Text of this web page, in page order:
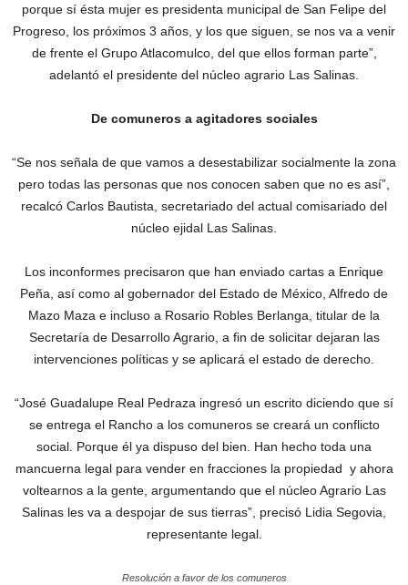
porque sí ésta mujer es presidenta municipal de San Felipe del
Progreso, los próximos 3 años, y los que siguen, se nos va a venir
de frente el Grupo Atlacomulco, del que ellos forman parte”,
adelantó el presidente del núcleo agrario Las Salinas.
De comuneros a agitadores sociales
“Se nos señala de que vamos a desestabilizar socialmente la zona
pero todas las personas que nos conocen saben que no es así”,
recalcó Carlos Bautista, secretariado del actual comisariado del
núcleo ejidal Las Salinas.
Los inconformes precisaron que han enviado cartas a Enrique
Peña, así como al gobernador del Estado de México, Alfredo de
Mazo Maza e incluso a Rosario Robles Berlanga, titular de la
Secretaría de Desarrollo Agrario, a fin de solicitar dejaran las
intervenciones políticas y se aplicará el estado de derecho.
“José Guadalupe Real Pedraza ingresó un escrito diciendo que sí
se entrega el Rancho a los comuneros se creará un conflicto
social. Porque él ya dispuso del bien. Han hecho toda una
mancuerna legal para vender en fracciones la propiedad y ahora
voltearnos a la gente, argumentando que el núcleo Agrario Las
Salinas les va a despojar de sus tierras”, precisó Lidia Segovia,
representante legal.
Resolución a favor de los comuneros